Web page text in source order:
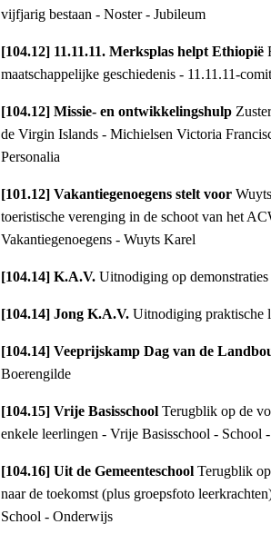
vijfjarig bestaan - Noster - Jubileum
[104.12] 11.11.11. Merksplas helpt Ethiopië
maatschappelijke geschiedenis - 11.11.11-
[104.12] Missie- en ontwikkelingshulp
de Virgin Islands - Michielsen Victoria
Personalia
[101.12] Vakantiegenoegens stelt voor
toeristische verenging in de schoot van het
Vakantiegenoegens - Wuyts Karel
[104.14] K.A.V. Uitnodiging op
[104.14] Jong K.A.V. Uitnodiging praktische
[104.14] Veeprijskamp Dag van de
Boerengilde
[104.15] Vrije Basisschool Terugblik op de
enkele leerlingen - Vrije Basisschool - School
[104.16] Uit de Gemeenteschool Terugblik
naar de toekomst (plus groepsfoto
School - Onderwijs